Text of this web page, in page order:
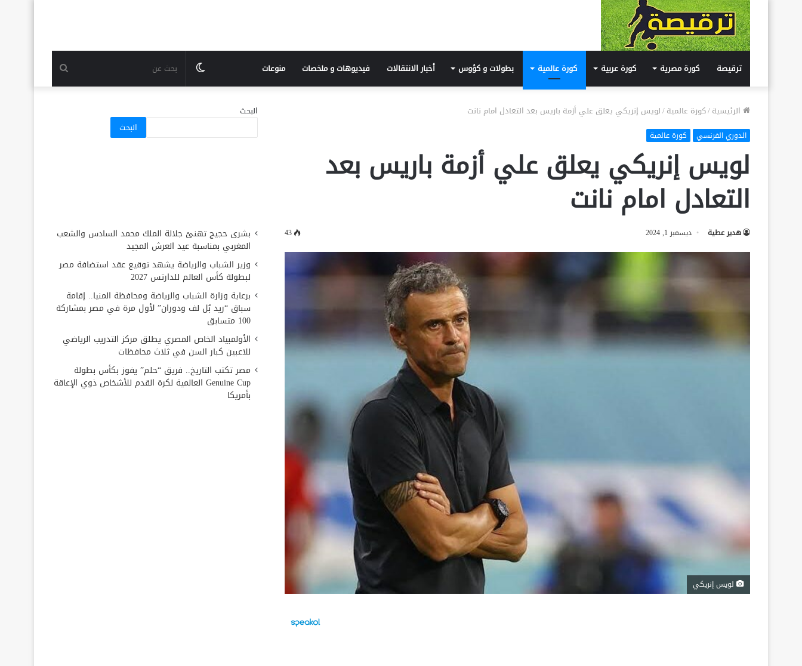
ترقيصة كورة مصرية كورة عربية كورة عالمية بطولات و كؤوس أخبار الانتقالات فيديوهات و ملخصات منوعات بحث
الوضع
الرئيسية/كورة عالمية/لويس إنريكي يعلق علي أزمة باريس بعد التعادل امام نانت
الدوري الفرنسي كورة عالمية
لويس إنريكي يعلق علي أزمة باريس بعد
التعادل امام نانت
هدير عطية ديسمبر 1, 2024 43
لويس إنريكي
البحث
البحث
بشرى حجيج تهنئ جلالة الملك محمد السادس والشعب
المغربي بمناسبة عيد العرش المجيد
وزير الشباب والرياضة يشهد توقيع عقد استضافة مصر
لبطولة كأس العالم للدارتس 2027
برعاية وزارة الشباب والرياضة ومحافظة المنيا.. إقامة
سباق “ريد بُل لف ودوران” لأول مرة في مصر بمشاركة
100 متسابق
الأولمبياد الخاص المصري يطلق مركز التدريب الرياضي
للاعبين كبار السن في ثلاث محافظات
مصر تكتب التاريخ.. فريق “حلم” يفوز بكأس بطولة
Genuine Cup العالمية لكرة القدم للأشخاص ذوي الإعاقة
بأمريكا